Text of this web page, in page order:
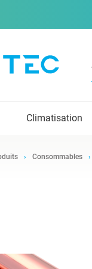
Climatisation
Consommables